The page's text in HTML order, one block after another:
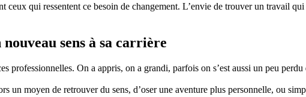
qui ressentent ce besoin de changement. L’envie de trouver un travail
sens à sa carrière
professionnelles. On a appris, on a grandi, parfois on s’est aussi un peu
un moyen de retrouver du sens, d’oser une aventure plus personnelle, ou